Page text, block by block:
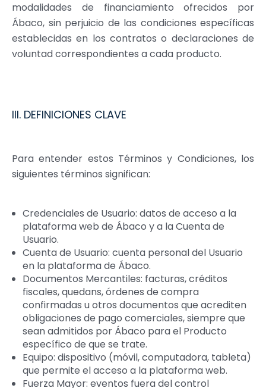
modalidades de financiamiento ofrecidos por
Ábaco, sin perjuicio de las condiciones específicas
establecidas en los contratos o declaraciones de
voluntad correspondientes a cada producto.
III. DEFINICIONES CLAVE
Para entender estos Términos y Condiciones, los
siguientes términos significan:
Credenciales de Usuario: datos de acceso a la
plataforma web de Ábaco y a la Cuenta de
Usuario.
Cuenta de Usuario: cuenta personal del Usuario
en la plataforma de Ábaco.
Documentos Mercantiles: facturas, créditos
fiscales, quedans, órdenes de compra
confirmadas u otros documentos que acrediten
obligaciones de pago comerciales, siempre que
sean admitidos por Ábaco para el Producto
específico de que se trate.
Equipo: dispositivo (móvil, computadora, tableta)
que permite el acceso a la plataforma web.
Fuerza Mayor: eventos fuera del control